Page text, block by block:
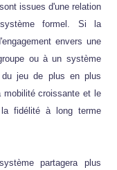
issues d'une relation
formel. Si la
envers une
ou à un système
du jeu de plus en plus
mobilité croissante et le
fidélité à long terme
partagera plus